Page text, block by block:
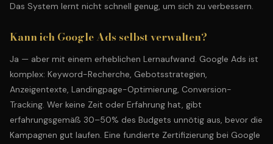
Das System lernt nicht schnell genug, um sich zu verbessern.
Kann ich Google Ads selbst verwalten?
Ja — aber mit einem erheblichen Lernaufwand. Google Ads ist
komplex: Keyword-Recherche, Gebotsstrategien,
Anzeigentexte, Landingpage-Optimierung, Conversion-
Tracking. Wer keine Zeit oder Erfahrung hat, gibt
erfahrungsgemäß 30–50% des Budgets unnötig aus, bevor die
Kampagnen gut laufen. Eine fundierte Zertifizierung bei Google